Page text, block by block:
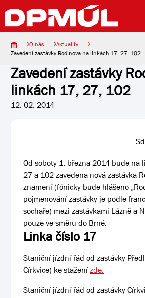
O nás
Aktuality
Zavedení zastávky Rodinova na linkách 17, 27, 102
Zavedení zastávky
linkách 17, 27, 102
12. 02. 2014
Od soboty 1. března 2014 bude na
27 a 102 zavedena nová zastávka
znamení (fónicky bude hlášeno
pojmenování zastávky je podle
sochaře) mezi zastávkami Lázně a
pouze ve směru do Brné.
Linka číslo 17
Staniční jízdní řád od zastávky
Církvice) ke staženízde.
Staniční jízdní řád od zastávky